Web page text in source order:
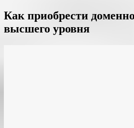
Как приобрести
высшего уровня